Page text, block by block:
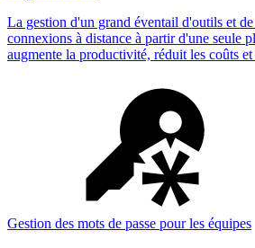
La gestion d'un grand éventail d'outils et
connexions à distance à partir d'une seule
augmente la productivité, réduit les coûts
Gestion des mots de passe pour les équipes